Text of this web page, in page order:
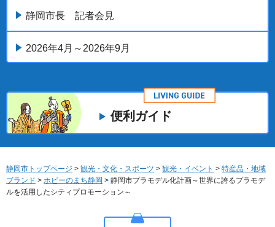
静岡市長 記者会見
2026年4月～2026年9月
便利ガイド
静岡市トップページ > 観光・文化・スポーツ > 観光・イベント > 特産品・地域
ブランド > ホビーのまち静岡 > 静岡市プラモデル化計画～世界に誇るプラモデ
ルを活用したシティプロモーション～